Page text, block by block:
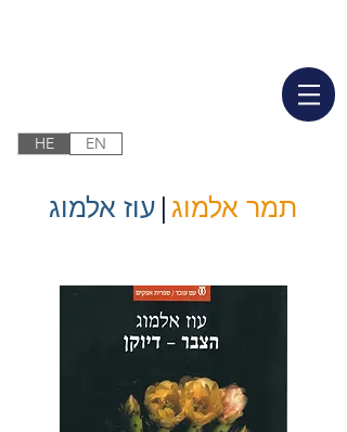
HE EN
תמר אלמוג| עוז אלמוג